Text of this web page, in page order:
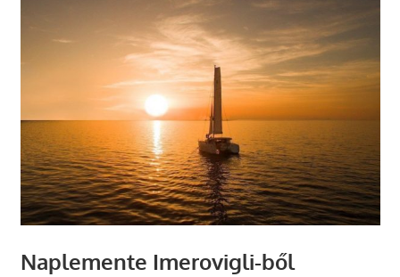
Naplemente Imerovigli-ből